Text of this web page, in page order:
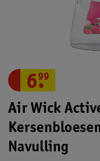
Air Wick
Navulling
6.
99